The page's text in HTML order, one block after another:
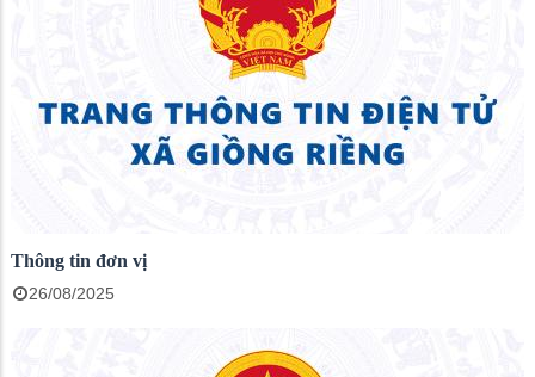
Thông tin đơn vị
26/08/2025